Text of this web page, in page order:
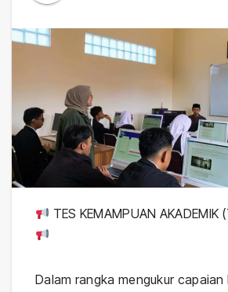
TES KEMAMPUAN AKADEMIK
Dalam rangka mengukur capaian